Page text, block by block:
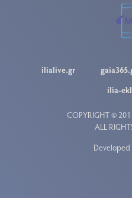
ilialive.gr
ilia-
COPYRIGHT ©
ALL